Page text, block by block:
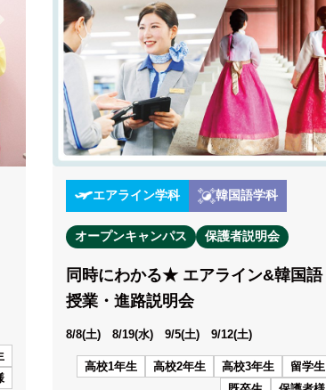
エアライン学科 韓国語学科
オープンキャンパス 保護者説明会
同時にわかる★ エアライン&韓国語
授業・進路説明会
8/8(土) 8/19(水) 9/5(土) 9/12(土)
高校1年生 高校2年生 高校3年生
留学生